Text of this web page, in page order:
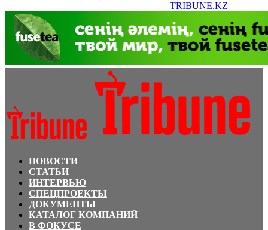
TRIBUNE.KZ
НОВОСТИ
СТАТЬИ
ИНТЕРВЬЮ
СПЕЦПРОЕКТЫ
ДОКУМЕНТЫ
КАТАЛОГ КОМПАНИЙ
В ФОКУСЕ